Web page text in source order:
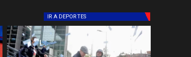
IR A DEPORTES